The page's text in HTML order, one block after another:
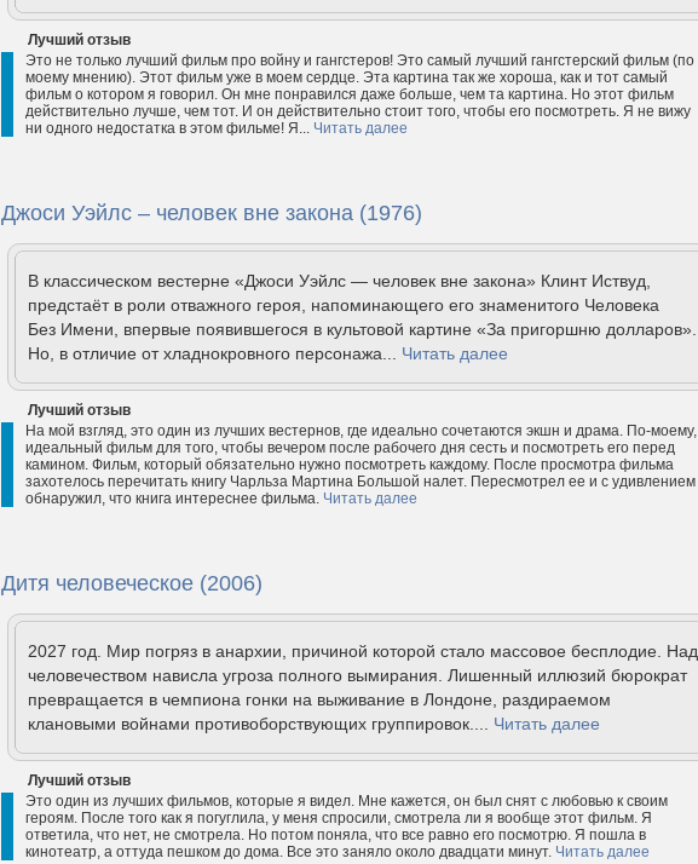
Лучший отзыв
Это не только лучший фильм про войну и гангстеров! Это самый лучший гангстерский фильм (по
моему мнению). Этот фильм уже в моем сердце. Эта картина так же хороша, как и тот самый
фильм о котором я говорил. Он мне понравился даже больше, чем та картина. Но этот фильм
действительно лучше, чем тот. И он действительно стоит того, чтобы его посмотреть. Я не вижу
ни одного недостатка в этом фильме! Я... Читать далее
Джоси Уэйлс – человек вне закона (1976)
В классическом вестерне «Джоси Уэйлс — человек вне закона» Клинт Иствуд,
предстаёт в роли отважного героя, напоминающего его знаменитого Человека
Без Имени, впервые появившегося в культовой картине «За пригоршню долларов».
Но, в отличие от хладнокровного персонажа... Читать далее
Лучший отзыв
На мой взгляд, это один из лучших вестернов, где идеально сочетаются экшн и драма. По-моему,
идеальный фильм для того, чтобы вечером после рабочего дня сесть и посмотреть его перед
камином. Фильм, который обязательно нужно посмотреть каждому. После просмотра фильма
захотелось перечитать книгу Чарльза Мартина Большой налет. Пересмотрел ее и с удивлением
обнаружил, что книга интереснее фильма. Читать далее
Дитя человеческое (2006)
2027 год. Мир погряз в анархии, причиной которой стало массовое бесплодие. Над
человечеством нависла угроза полного вымирания. Лишенный иллюзий бюрократ
превращается в чемпиона гонки на выживание в Лондоне, раздираемом
клановыми войнами противоборствующих группировок.... Читать далее
Лучший отзыв
Это один из лучших фильмов, которые я видел. Мне кажется, он был снят с любовью к своим
героям. После того как я погуглила, у меня спросили, смотрела ли я вообще этот фильм. Я
ответила, что нет, не смотрела. Но потом поняла, что все равно его посмотрю. Я пошла в
кинотеатр, а оттуда пешком до дома. Все это заняло около двадцати минут. Читать далее